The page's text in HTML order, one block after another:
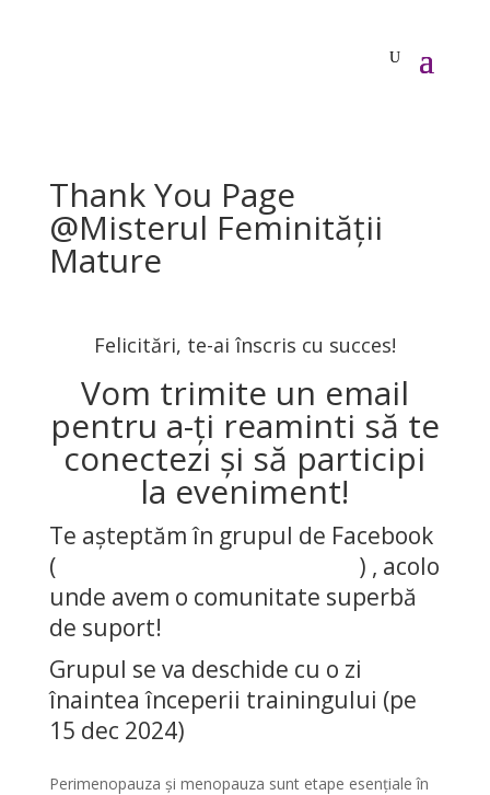
Thank You Page
@Misterul Feminității
Mature
Felicitări, te-ai înscris cu succes!
Vom trimite un email
pentru a-ți reaminti să te
conectezi și să participi
la eveniment!
Te așteptăm în grupul de Facebook
(Misterul Feminității Mature ) , acolo
unde avem o comunitate superbă
de suport!
Grupul se va deschide cu o zi
înaintea începerii trainingului (pe
15 dec 2024)
Perimenopauza și menopauza sunt etape esențiale în